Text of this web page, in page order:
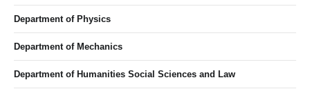
Department of Physics
Department of Mechanics
Department of Humanities Social Sciences and Law